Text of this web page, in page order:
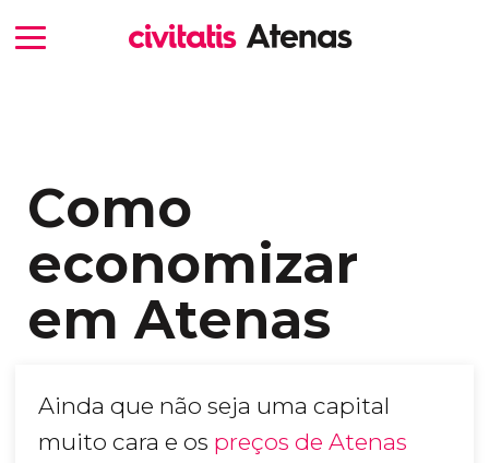
Como
economizar
em Atenas
Ainda que não seja uma capital
muito cara e os preços de Atenas